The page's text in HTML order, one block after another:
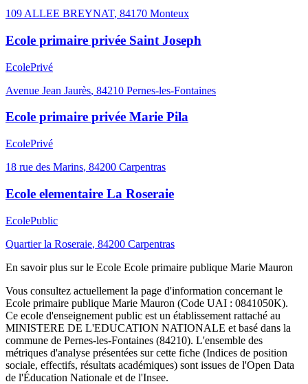
109 ALLEE BREYNAT, 84170 Monteux
Ecole primaire privée Saint Joseph
EcolePrivé
Avenue Jean Jaurès, 84210 Pernes-les-Fontaines
Ecole primaire privée Marie Pila
EcolePrivé
18 rue des Marins, 84200 Carpentras
Ecole elementaire La Roseraie
EcolePublic
Quartier la Roseraie, 84200 Carpentras
En savoir plus sur le Ecole Ecole primaire publique Marie Mauron
Vous consultez actuellement la page d'information concernant le
Ecole primaire publique Marie Mauron (Code UAI : 0841050K).
Ce ecole d'enseignement public est un établissement rattaché au
MINISTERE DE L'EDUCATION NATIONALE et basé dans la
commune de Pernes-les-Fontaines (84210). L'ensemble des
métriques d'analyse présentées sur cette fiche (Indices de position
sociale, effectifs, résultats académiques) sont issues de l'Open Data
de l'Éducation Nationale et de l'Insee.